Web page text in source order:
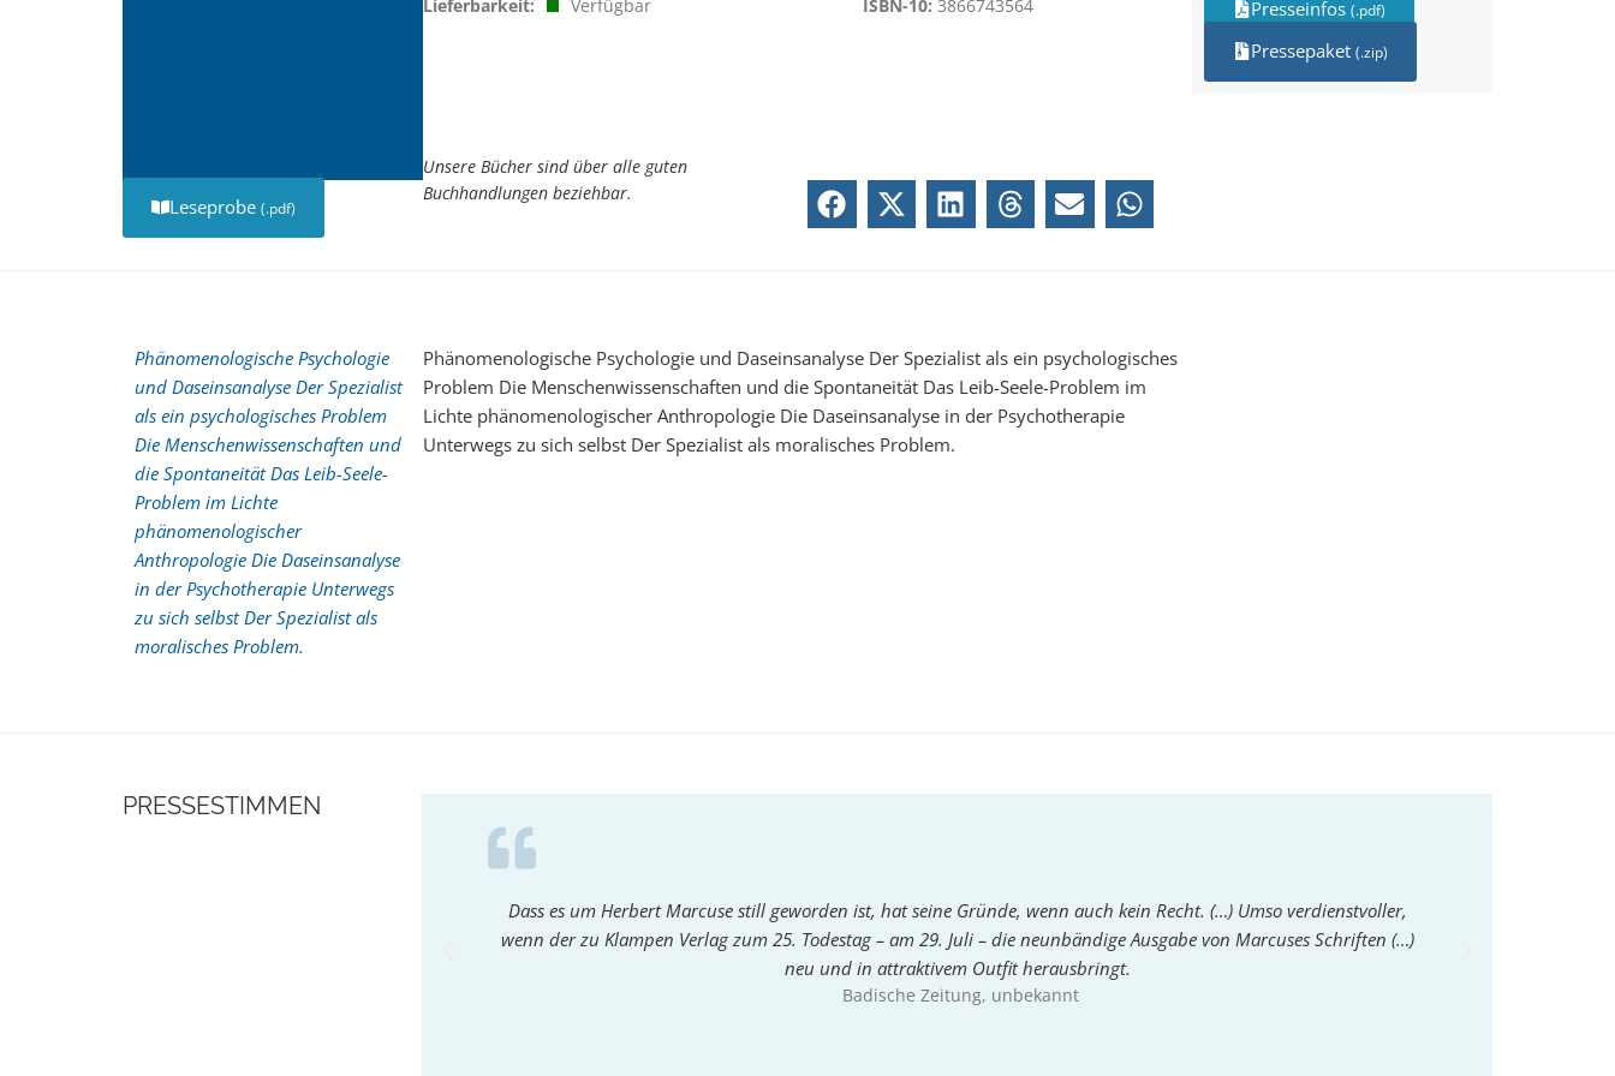
Lieferbarkeit:
Verfügbar
ISBN-10: 3866743564 Presseinfos (.pdf)
Pressepaket (.zip)
Leseprobe (.pdf)
Unsere Bücher sind über alle guten
Buchhandlungen beziehbar.
Phänomenologische Psychologie
und Daseinsanalyse Der Spezialist
als ein psychologisches Problem
Die Menschenwissenschaften und
die Spontaneität Das Leib-Seele-
Problem im Lichte
phänomenologischer
Anthropologie Die Daseinsanalyse
in der Psychotherapie Unterwegs
zu sich selbst Der Spezialist als
moralisches Problem.
Phänomenologische Psychologie und Daseinsanalyse Der Spezialist als ein psychologisches
Problem Die Menschenwissenschaften und die Spontaneität Das Leib-Seele-Problem im
Lichte phänomenologischer Anthropologie Die Daseinsanalyse in der Psychotherapie
Unterwegs zu sich selbst Der Spezialist als moralisches Problem.
PRESSESTIMMEN
Dass es um Herbert Marcuse still geworden ist, hat seine Gründe, wenn auch kein Recht. (…) Umso verdienstvoller,
wenn der zu Klampen Verlag zum 25. Todestag – am 29. Juli – die neunbändige Ausgabe von Marcuses Schriften (…)
neu und in attraktivem Outfit herausbringt.
Badische Zeitung, unbekannt